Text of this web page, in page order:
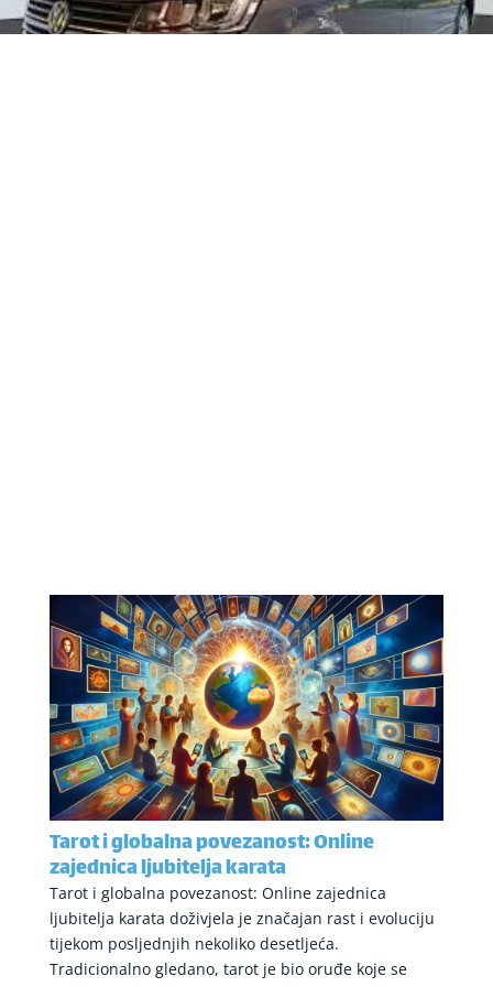
Tarot i globalna povezanost: Online
zajednica ljubitelja karata
Tarot i globalna povezanost: Online zajednica
ljubitelja karata doživjela je značajan rast i evoluciju
tijekom posljednjih nekoliko desetljeća.
Tradicionalno gledano, tarot je bio oruđe koje se